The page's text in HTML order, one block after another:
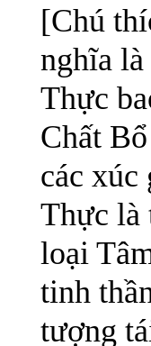
[Chú
nghĩa
Thực
Chất
các xúc
Thực là
loại
tinh
tượng